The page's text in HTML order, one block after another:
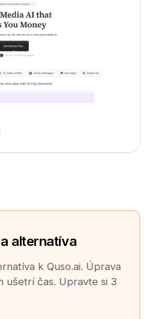
alternatíva
k Quso.ai. Úprava
ušetrí čas. Upravte si 3